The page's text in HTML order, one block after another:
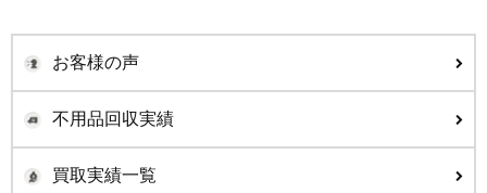
お客様の声
不用品回収実績
買取実績一覧